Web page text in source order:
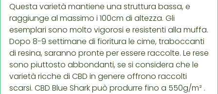
Questa varietà mantiene una struttura bassa, e
raggiunge al massimo i 100cm di altezza. Gli
esemplari sono molto vigorosi e resistenti alla muffa.
Dopo 8-9 settimane di fioritura le cime, traboccanti
di resina, saranno pronte per essere raccolte. Le rese
sono piuttosto abbondanti, se si considera che le
varietà ricche di CBD in genere offrono raccolti
scarsi. CBD Blue Shark può produrre fino a 550g/m² .